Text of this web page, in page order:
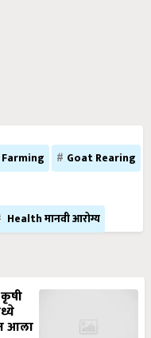
Goat Rearing
Health मानवी आरोग्य
आला